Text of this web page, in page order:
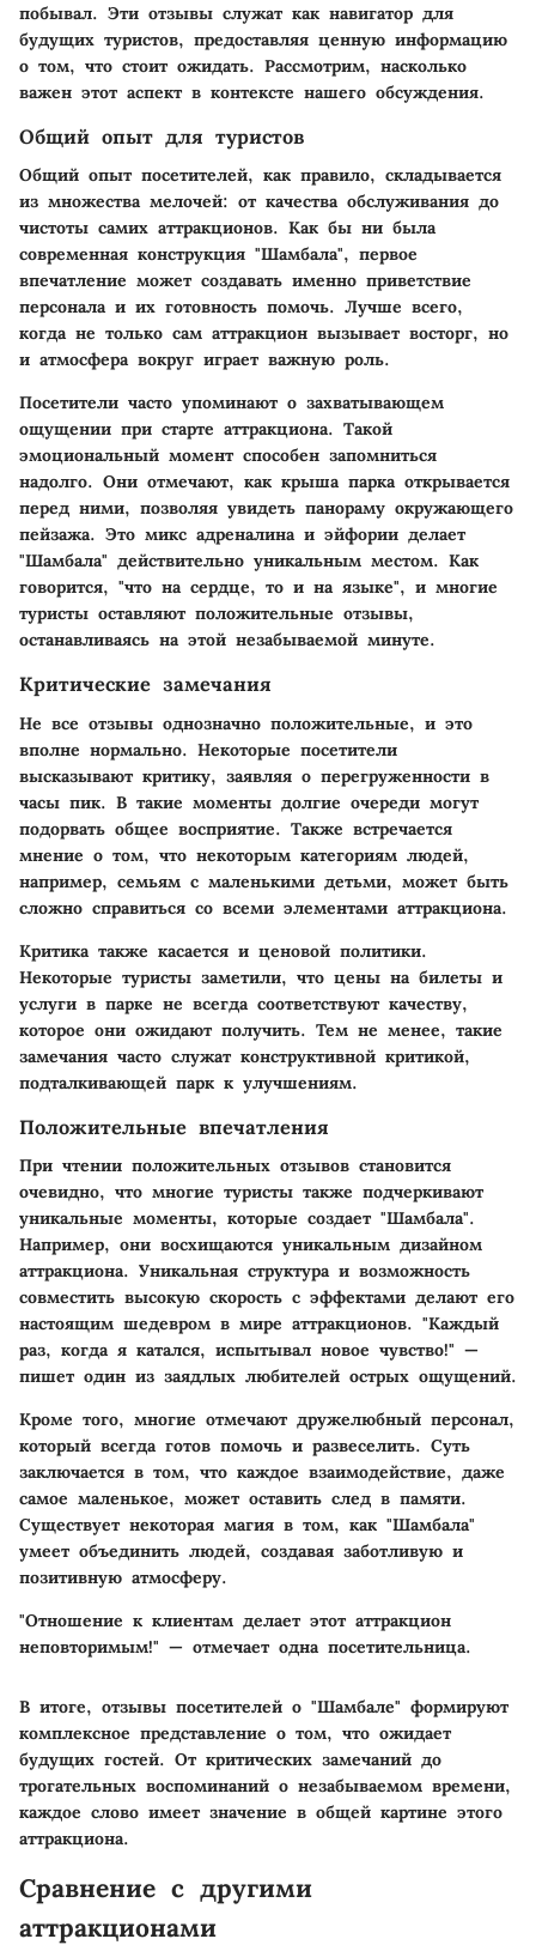
побывал. Эти отзывы служат как навигатор для
будущих туристов, предоставляя ценную информацию
о том, что стоит ожидать. Рассмотрим, насколько
важен этот аспект в контексте нашего обсуждения.
Общий опыт для туристов
Общий опыт посетителей, как правило, складывается
из множества мелочей: от качества обслуживания до
чистоты самих аттракционов. Как бы ни была
современная конструкция "Шамбала", первое
впечатление может создавать именно приветствие
персонала и их готовность помочь. Лучше всего,
когда не только сам аттракцион вызывает восторг, но
и атмосфера вокруг играет важную роль.
Посетители часто упоминают о захватывающем
ощущении при старте аттракциона. Такой
эмоциональный момент способен запомниться
надолго. Они отмечают, как крыша парка открывается
перед ними, позволяя увидеть панораму окружающего
пейзажа. Это микс адреналина и эйфории делает
"Шамбала" действительно уникальным местом. Как
говорится, "что на сердце, то и на языке", и многие
туристы оставляют положительные отзывы,
останавливаясь на этой незабываемой минуте.
Критические замечания
Не все отзывы однозначно положительные, и это
вполне нормально. Некоторые посетители
высказывают критику, заявляя о перегруженности в
часы пик. В такие моменты долгие очереди могут
подорвать общее восприятие. Также встречается
мнение о том, что некоторым категориям людей,
например, семьям с маленькими детьми, может быть
сложно справиться со всеми элементами аттракциона.
Критика также касается и ценовой политики.
Некоторые туристы заметили, что цены на билеты и
услуги в парке не всегда соответствуют качеству,
которое они ожидают получить. Тем не менее, такие
замечания часто служат конструктивной критикой,
подталкивающей парк к улучшениям.
Положительные впечатления
При чтении положительных отзывов становится
очевидно, что многие туристы также подчеркивают
уникальные моменты, которые создает "Шамбала".
Например, они восхищаются уникальным дизайном
аттракциона. Уникальная структура и возможность
совместить высокую скорость с эффектами делают его
настоящим шедевром в мире аттракционов. "Каждый
раз, когда я катался, испытывал новое чувство!" —
пишет один из заядлых любителей острых ощущений.
Кроме того, многие отмечают дружелюбный персонал,
который всегда готов помочь и развеселить. Суть
заключается в том, что каждое взаимодействие, даже
самое маленькое, может оставить след в памяти.
Существует некоторая магия в том, как "Шамбала"
умеет объединить людей, создавая заботливую и
позитивную атмосферу.
"Отношение к клиентам делает этот аттракцион
неповторимым!" — отмечает одна посетительница.
В итоге, отзывы посетителей о "Шамбале" формируют
комплексное представление о том, что ожидает
будущих гостей. От критических замечаний до
трогательных воспоминаний о незабываемом времени,
каждое слово имеет значение в общей картине этого
аттракциона.
Сравнение с другими
аттракционами